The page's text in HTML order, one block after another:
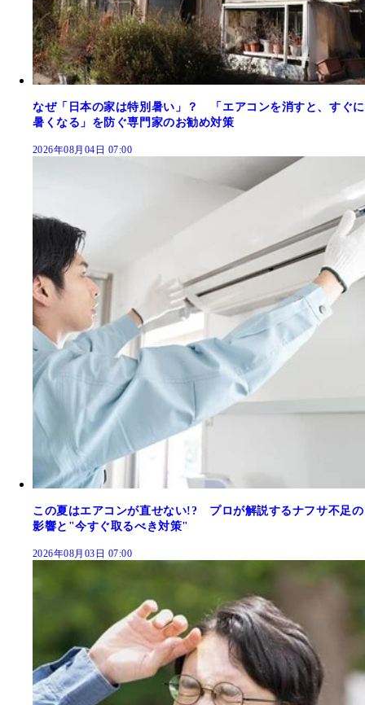
なぜ「日本の家は特別暑い」？ 「エアコンを消すと、すぐに
暑くなる」を防ぐ専門家のお勧め対策
2026年08月04日 07:00
この夏はエアコンが直せない!? プロが解説するナフサ不足の
影響と"今すぐ取るべき対策"
2026年08月03日 07:00